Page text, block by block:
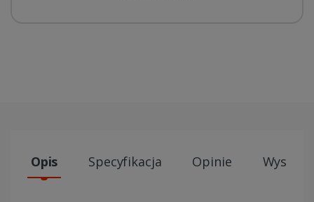
Opis Specyfikacja Opinie Wysyłki